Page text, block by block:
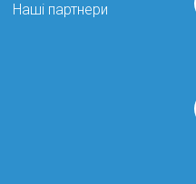
Наші партнери